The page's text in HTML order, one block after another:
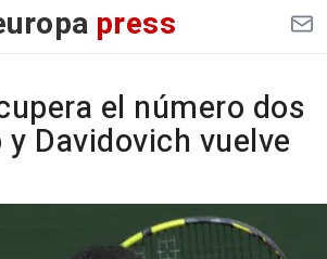
press
el número dos
Davidovich vuelve